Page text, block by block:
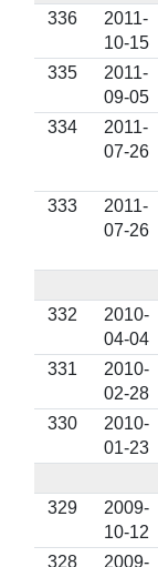
336
2011-
10-15
335
2011-
09-05
334
2011-
07-26
333
2011-
07-26
332
2010-
04-04
331
2010-
02-28
330
2010-
01-23
329
2009-
10-12
328
2009-